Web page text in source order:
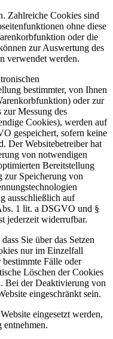
Zahlreiche Cookies sind
ohne diese
oder die
zur Auswertung des
verwendet werden.
bestimmter, von Ihnen
oder zur
Messung des
Cookies), werden auf
gespeichert, sofern keine
Der Websitebetreiber hat
von notwendigen
Bereitstellung
zur Speicherung von
ausschließlich auf
1 lit. a DSGVO und §
jederzeit widerrufbar.
Sie über das Setzen
nur im Einzelfall
Fälle oder
Löschen der Cookies
Bei der Deaktivierung von
eingeschränkt sein.
eingesetzt werden,
entnehmen.